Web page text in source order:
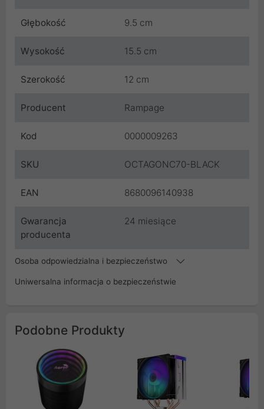
Głębokość 9.5 cm
Wysokość 15.5 cm
Szerokość 12 cm
Producent Rampage
Kod 0000009263
SKU OCTAGONC70-BLACK
EAN 8680096140938
Gwarancja
producenta
24 miesiące
Osoba odpowiedzialna i bezpieczeństwo
Uniwersalna informacja o bezpieczeństwie
Podobne Produkty